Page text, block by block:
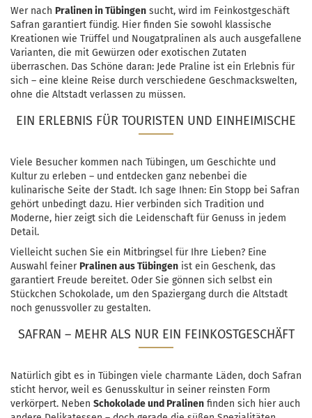
Wer nach Pralinen in Tübingen sucht, wird im Feinkostgeschäft
Safran garantiert fündig. Hier finden Sie sowohl klassische
Kreationen wie Trüffel und Nougatpralinen als auch ausgefallene
Varianten, die mit Gewürzen oder exotischen Zutaten
überraschen. Das Schöne daran: Jede Praline ist ein Erlebnis für
sich – eine kleine Reise durch verschiedene Geschmackswelten,
ohne die Altstadt verlassen zu müssen.
EIN ERLEBNIS FÜR TOURISTEN UND EINHEIMISCHE
Viele Besucher kommen nach Tübingen, um Geschichte und
Kultur zu erleben – und entdecken ganz nebenbei die
kulinarische Seite der Stadt. Ich sage Ihnen: Ein Stopp bei Safran
gehört unbedingt dazu. Hier verbinden sich Tradition und
Moderne, hier zeigt sich die Leidenschaft für Genuss in jedem
Detail.
Vielleicht suchen Sie ein Mitbringsel für Ihre Lieben? Eine
Auswahl feiner Pralinen aus Tübingen ist ein Geschenk, das
garantiert Freude bereitet. Oder Sie gönnen sich selbst ein
Stückchen Schokolade, um den Spaziergang durch die Altstadt
noch genussvoller zu gestalten.
SAFRAN – MEHR ALS NUR EIN FEINKOSTGESCHÄFT
Natürlich gibt es in Tübingen viele charmante Läden, doch Safran
sticht hervor, weil es Genusskultur in seiner reinsten Form
verkörpert. Neben Schokolade und Pralinen finden sich hier auch